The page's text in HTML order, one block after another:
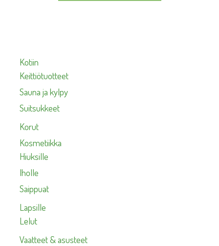
Kotiin
Keittiötuotteet
Sauna ja kylpy
Suitsukkeet
Korut
Kosmetiikka
Hiuksille
Iholle
Saippuat
Lapsille
Lelut
Vaatteet & asusteet